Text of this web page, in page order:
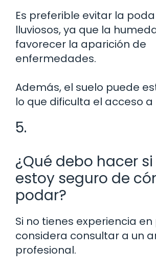
Es preferible evitar la
lluviosos, ya que la
favorecer la aparición de
enfermedades.
Además, el suelo puede
lo que dificulta el acceso
5.
¿Qué debo hacer
estoy seguro de
podar?
Si no tienes experiencia
considera consultar a un
profesional.